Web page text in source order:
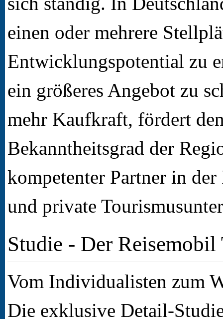
einen oder mehrere
Entwicklungspotential zu
ein größeres Angebot zu
mehr Kaufkraft, fördert
Bekanntheitsgrad der
kompetenter Partner in
und private
Studie - Der Reisemobil
Vom Individualisten zum
Die exklusive Detail-